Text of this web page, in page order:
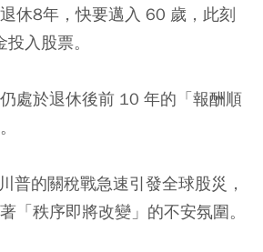
休8年，快要邁入 60 歲，此刻
入股票。
處於退休後前 10 年的「報酬順
普的關稅戰急速引發全球股災，
「秩序即將改變」的不安氛圍。